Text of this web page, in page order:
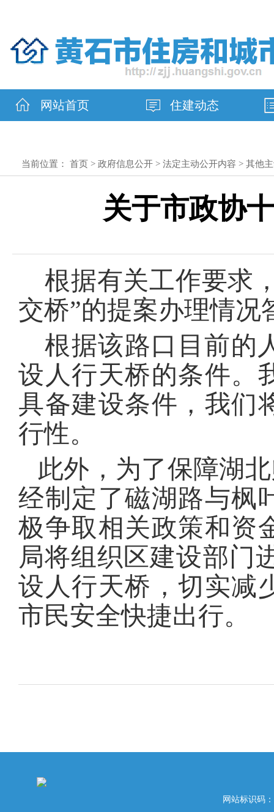
网站首页 住建动态
当前位置： 首页 > 政府信息公开 > 法定主动公开内容 > 其他
关于市政协
根据有关工作要求
交桥”的提案办理情况
根据该路口目前的
设人行天桥的条件。
具备建设条件，我们
行性。
此外，为了保障湖
经制定了磁湖路与枫
极争取相关政策和资
局将组织区建设部门
设人行天桥，切实减
市民安全快捷出行。
网站标识码